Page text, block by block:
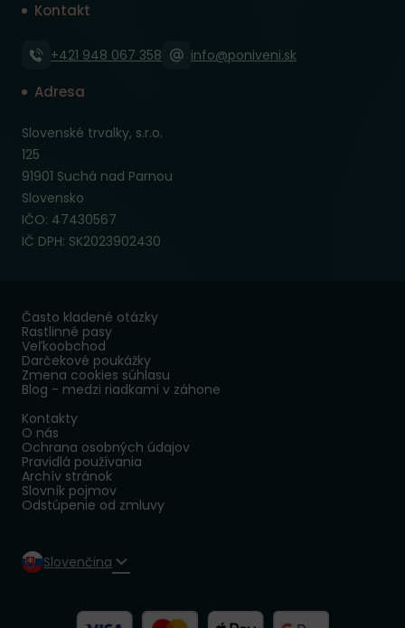
Kontakt
+421 948 067 358 info@poniveni.sk
Adresa
Slovenské trvalky, s.r.o.
125
91901 Suchá nad Parnou
Slovensko
IČO: 47430567
IČ DPH: SK2023902430
Často kladené otázky
Rastlinné pasy
Veľkoobchod
Darčekové poukážky
Zmena cookies súhlasu
Blog - medzi riadkami v záhone
Kontakty
O nás
Ochrana osobných údajov
Pravidlá používania
Archív stránok
Slovník pojmov
Odstúpenie od zmluvy
Slovenčina